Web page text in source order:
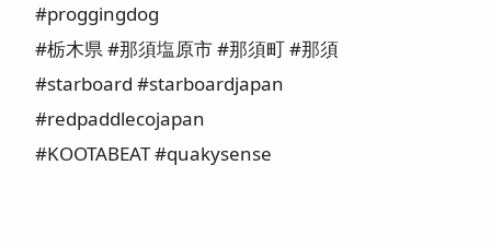
#proggingdog
#栃木県 #那須塩原市 #那須町 #那須
#starboard #starboardjapan
#redpaddlecojapan
#KOOTABEAT #quakysense